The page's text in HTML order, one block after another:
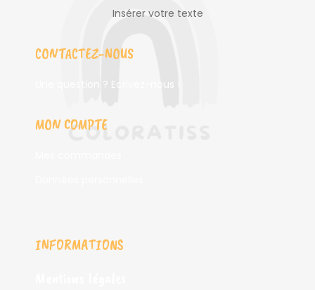
Insérer votre texte
CONTACTEZ-NOUS
Une question ? Ecrivez-nous !
MON COMPTE
INFORMATIONS